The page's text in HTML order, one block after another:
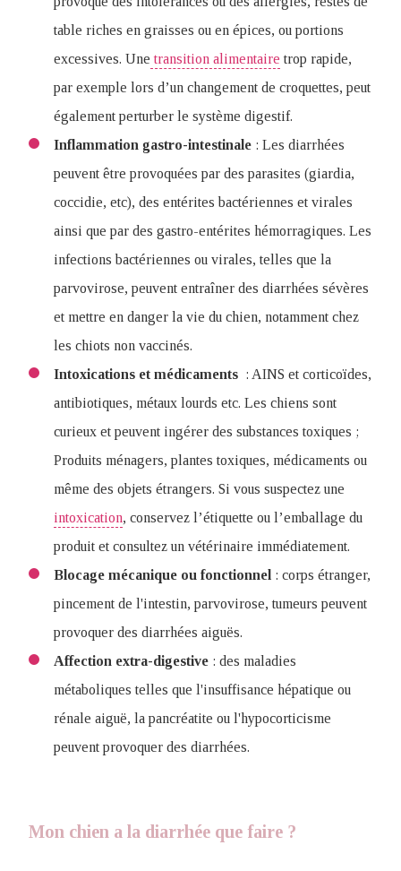
table riches en graisses ou en épices, ou portions
excessives. Une transition alimentaire trop rapide,
par exemple lors d’un changement de croquettes, peut
également perturber le système digestif.
Inflammation gastro-intestinale : Les diarrhées
peuvent être provoquées par des parasites (giardia,
coccidie, etc), des entérites bactériennes et virales
ainsi que par des gastro-entérites hémorragiques. Les
infections bactériennes ou virales, telles que la
parvovirose, peuvent entraîner des diarrhées sévères
et mettre en danger la vie du chien, notamment chez
les chiots non vaccinés.
Intoxications et médicaments : AINS et corticoïdes,
antibiotiques, métaux lourds etc. Les chiens sont
curieux et peuvent ingérer des substances toxiques ;
Produits ménagers, plantes toxiques, médicaments ou
même des objets étrangers. Si vous suspectez une
intoxication, conservez l’étiquette ou l’emballage du
produit et consultez un vétérinaire immédiatement.
Blocage mécanique ou fonctionnel : corps étranger,
pincement de l'intestin, parvovirose, tumeurs peuvent
provoquer des diarrhées aiguës.
Affection extra-digestive : des maladies
métaboliques telles que l'insuffisance hépatique ou
rénale aiguë, la pancréatite ou l'hypocorticisme
peuvent provoquer des diarrhées.
Mon chien a la diarrhée que faire ?